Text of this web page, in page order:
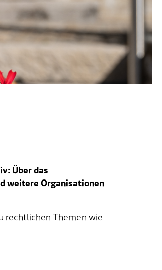
Über das
weitere Organisationen
rechtlichen Themen wie